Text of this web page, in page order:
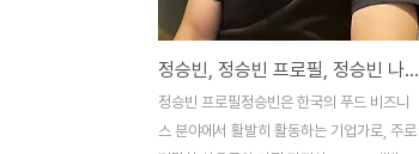
상, 강남구청장상을 수상했다. 최근 대치동
입시학원 설명회에서 후배들에게 "3년간 스
마트폰과 게임을 단절하라"는 조언을 하며 합
격 노하우를 공유해 화제를 모았다. 그는 내
신 관리로 매번 2,000문제 풀이를 강조하며
정승빈, 정승빈 프로필, 정승빈 나이, 정승빈 넥스트키친, 정승빈 김슬아 대표
정승빈 프로필정승빈은 한국의 푸드 비즈니
스 분야에서 활발히 활동하는 기업가로, 주로